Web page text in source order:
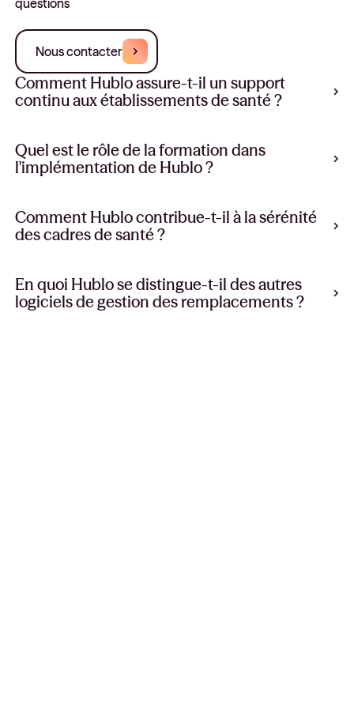
questions
Nous contacter
Comment Hublo assure-t-il un support
continu aux établissements de santé ?
Quel est le rôle de la formation dans
l'implémentation de Hublo ?
Comment Hublo contribue-t-il à la sérénité
des cadres de santé ?
En quoi Hublo se distingue-t-il des autres
logiciels de gestion des remplacements ?